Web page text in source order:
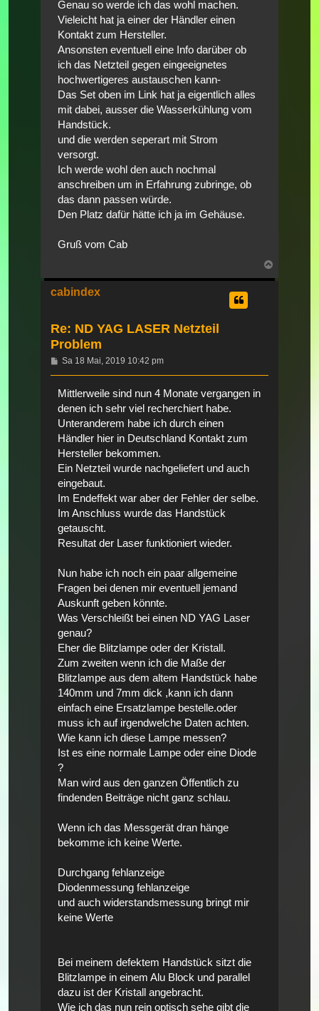
Genau so werde ich das wohl machen.
Vieleicht hat ja einer der Händler einen
Kontakt zum Hersteller.
Ansonsten eventuell eine Info darüber ob
ich das Netzteil gegen eingeeignetes
hochwertigeres austauschen kann-
Das Set oben im Link hat ja eigentlich alles
mit dabei, ausser die Wasserkühlung vom
Handstück.
und die werden seperart mit Strom
versorgt.
Ich werde wohl den auch nochmal
anschreiben um in Erfahrung zubringe, ob
das dann passen würde.
Den Platz dafür hätte ich ja im Gehäuse.
Gruß vom Cab
oben
cabindex
Re: ND YAG LASER Netzteil
Problem
Beitrag
Sa 18 Mai, 2019 10:42 pm
Mittlerweile sind nun 4 Monate vergangen in
denen ich sehr viel recherchiert habe.
Unteranderem habe ich durch einen
Händler hier in Deutschland Kontakt zum
Hersteller bekommen.
Ein Netzteil wurde nachgeliefert und auch
eingebaut.
Im Endeffekt war aber der Fehler der selbe.
Im Anschluss wurde das Handstück
getauscht.
Resultat der Laser funktioniert wieder.
Nun habe ich noch ein paar allgemeine
Fragen bei denen mir eventuell jemand
Auskunft geben könnte.
Was Verschleißt bei einen ND YAG Laser
genau?
Eher die Blitzlampe oder der Kristall.
Zum zweiten wenn ich die Maße der
Blitzlampe aus dem altem Handstück habe
140mm und 7mm dick ,kann ich dann
einfach eine Ersatzlampe bestelle.oder
muss ich auf irgendwelche Daten achten.
Wie kann ich diese Lampe messen?
Ist es eine normale Lampe oder eine Diode
?
Man wird aus den ganzen Öffentlich zu
findenden Beiträge nicht ganz schlau.
Wenn ich das Messgerät dran hänge
bekomme ich keine Werte.
Durchgang fehlanzeige
Diodenmessung fehlanzeige
und auch widerstandsmessung bringt mir
keine Werte
Bei meinem defektem Handstück sitzt die
Blitzlampe in einem Alu Block und parallel
dazu ist der Kristall angebracht.
Wie ich das nun rein optisch sehe gibt die